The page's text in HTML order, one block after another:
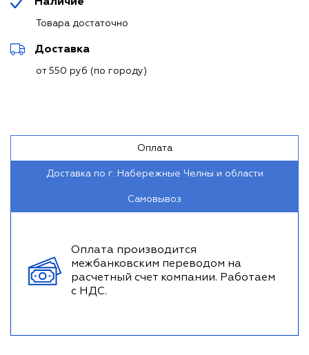
Товара достаточно
Доставка
от 550 руб (по городу)
Оплата
Доставка по г. Набережные Челны и области
Самовывоз
Оплата производится
межбанковским переводом на
расчетный счет компании. Работаем
с НДС.